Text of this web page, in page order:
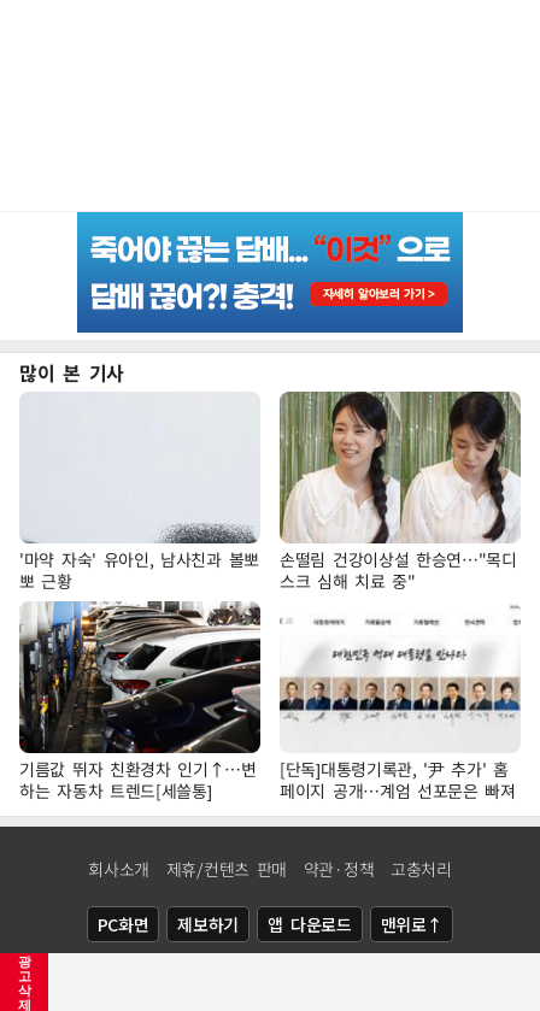
광
고
삭
제
많이 본 기사
'마약 자숙' 유아인, 남사친과 볼뽀
뽀 근황
손떨림 건강이상설 한승연…"목디
스크 심해 치료 중"
기름값 뛰자 친환경차 인기↑…변
하는 자동차 트렌드[세쓸통]
[단독]대통령기록관, '尹 추가' 홈
페이지 공개…계엄 선포문은 빠져
회사소개 제휴/컨텐츠 판매 약관·정책 고충처리
PC화면 제보하기 앱 다운로드 맨위로↑